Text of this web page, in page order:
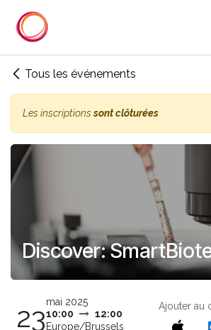
Tous les événements
Les inscriptionssont clôturées
Discover:
23mai 2025
10:00
12:00
Europe/Brussels
Ajouter au